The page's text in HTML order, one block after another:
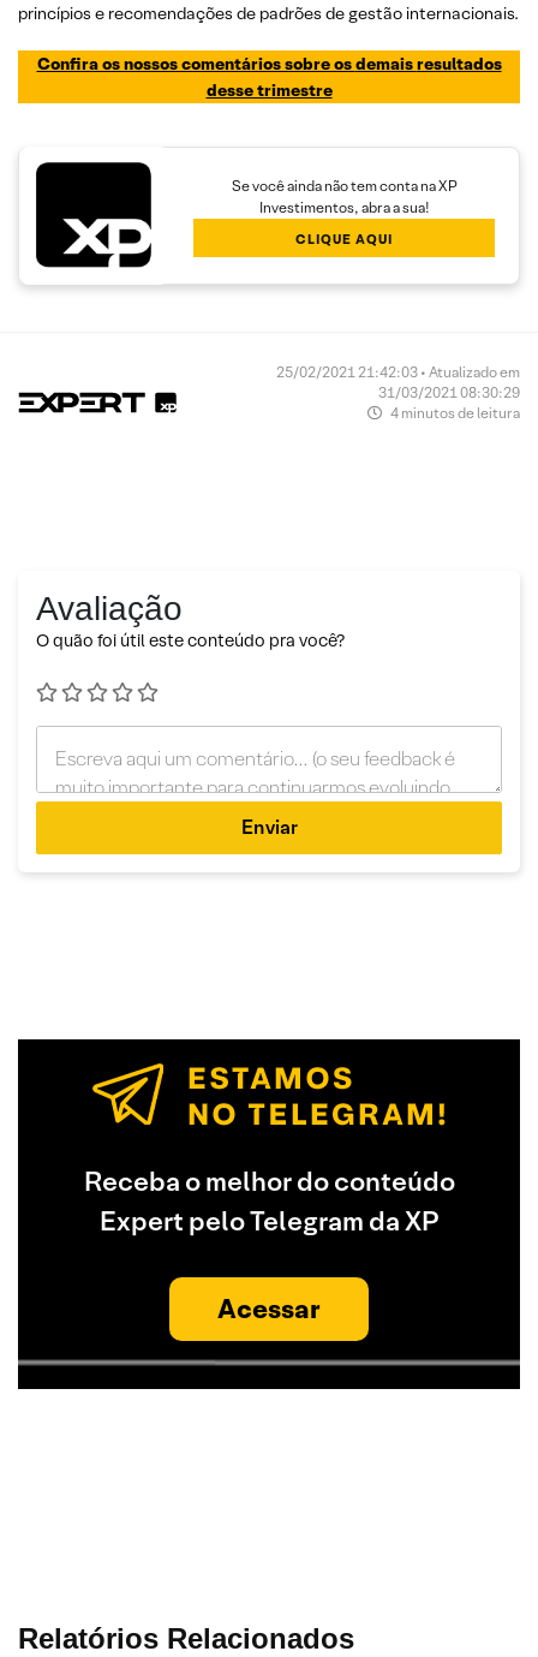
princípios e recomendações de padrões de gestão internacionais.
Confira os nossos comentários sobre osdemaisresultados
desse trimestre
Se você ainda não tem conta na XP
Investimentos, abra a sua!
CLIQUE AQUI
25/02/2021 21:42:03 • Atualizado em
31/03/2021 08:30:29
4 minutos de leitura
Avaliação
O quão foi útil este conteúdo pra você?
Enviar
Receba o melhor do conteúdo
Expert pelo Telegram da XP
Acessar
Relatórios Relacionados